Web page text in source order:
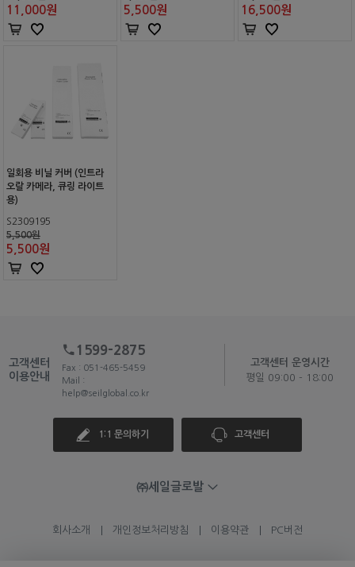
11,000원 5,500원 16,500원
일회용 비닐 커버 (인트라
오랄 카메라, 큐링 라이트
용)
S2309195
5,500원
5,500원
고객센터
이용안내
1599-2875
Fax : 051-465-5459
Mail :
help@seilglobal.co.kr
고객센터 운영시간
평일 09:00 - 18:00
1:1 문의하기 고객센터
㈜세일글로발
회사소개 개인정보처리방침 이용약관 PC버전